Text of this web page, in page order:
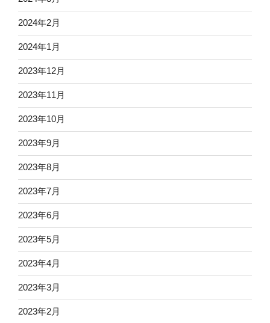
2024年2月
2024年1月
2023年12月
2023年11月
2023年10月
2023年9月
2023年8月
2023年7月
2023年6月
2023年5月
2023年4月
2023年3月
2023年2月